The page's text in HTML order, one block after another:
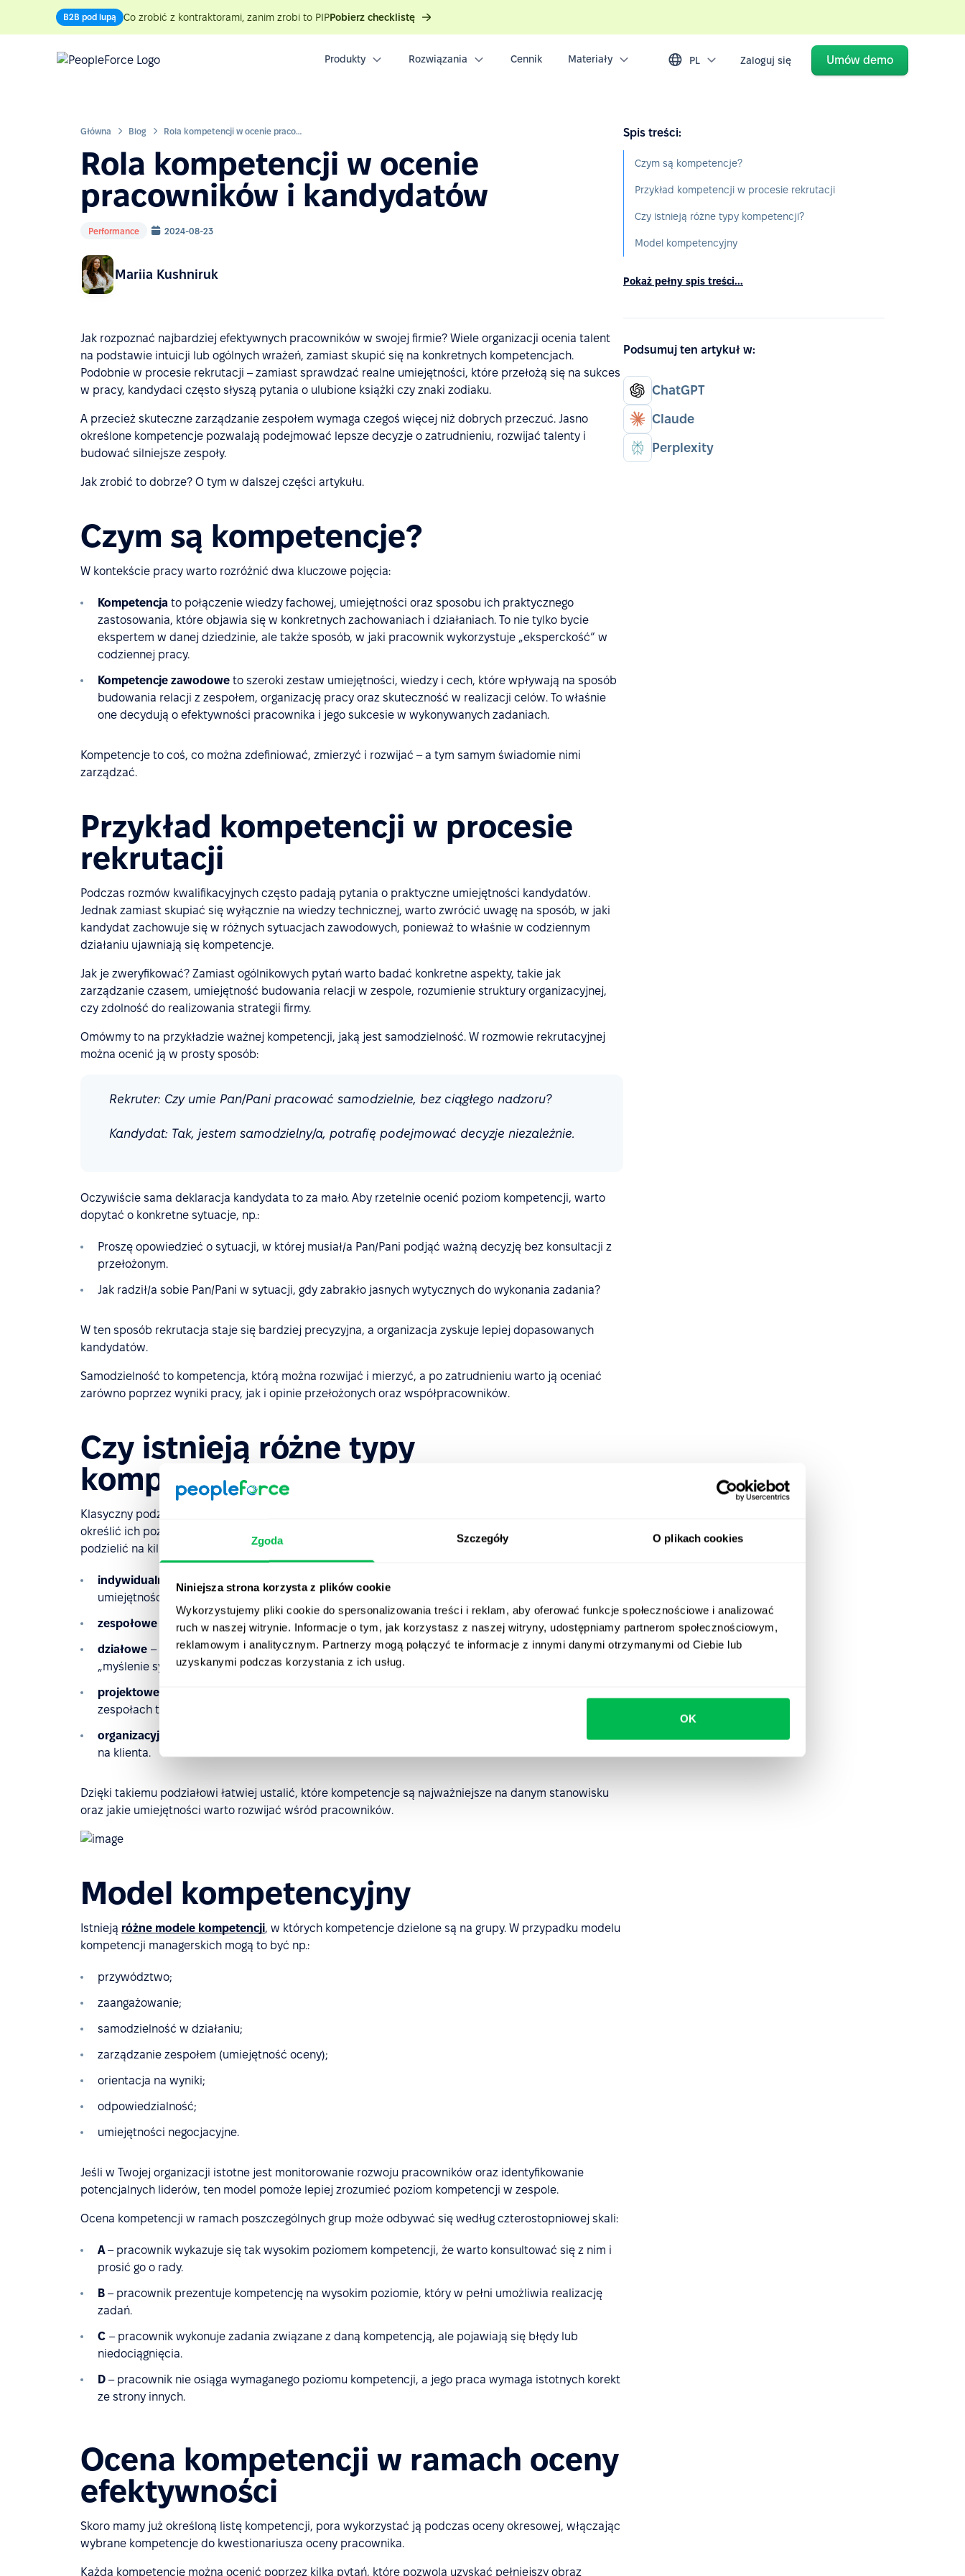
Zgoda Szczegóły O plikach cookies
Niniejsza strona korzysta z plików cookie
Wykorzystujemy pliki cookie do spersonalizowania treści i reklam, aby oferować funkcje społecznościowe i analizować
ruch w naszej witrynie. Informacje o tym, jak korzystasz z naszej witryny, udostępniamy partnerom społecznościowym,
reklamowym i analitycznym. Partnerzy mogą połączyć te informacje z innymi danymi otrzymanymi od Ciebie lub
uzyskanymi podczas korzystania z ich usług.
OK
B2B pod lupą Co zrobić z kontraktorami, zanim zrobi to PIPPobierz checklistę
Produkty Rozwiązania Cennik Materiały PL Zaloguj się Umów demo
Główna Blog Rola kompetencji w ocenie pracowników i kandydatów
Rola kompetencji w ocenie
pracowników i kandydatów
Performance 2024-08-23
Mariia Kushniruk
Jak rozpoznać najbardziej efektywnych pracowników w swojej firmie? Wiele organizacji ocenia talent
na podstawie intuicji lub ogólnych wrażeń, zamiast skupić się na konkretnych kompetencjach.
Podobnie w procesie rekrutacji – zamiast sprawdzać realne umiejętności, które przełożą się na sukces
w pracy, kandydaci często słyszą pytania o ulubione książki czy znaki zodiaku.
A przecież skuteczne zarządzanie zespołem wymaga czegoś więcej niż dobrych przeczuć. Jasno
określone kompetencje pozwalają podejmować lepsze decyzje o zatrudnieniu, rozwijać talenty i
budować silniejsze zespoły.
Jak zrobić to dobrze? O tym w dalszej części artykułu.
Czym są kompetencje?
W kontekście pracy warto rozróżnić dwa kluczowe pojęcia:
Kompetencja to połączenie wiedzy fachowej, umiejętności oraz sposobu ich praktycznego
zastosowania, które objawia się w konkretnych zachowaniach i działaniach. To nie tylko bycie
ekspertem w danej dziedzinie, ale także sposób, w jaki pracownik wykorzystuje „eksperckość” w
codziennej pracy.
Kompetencje zawodowe to szeroki zestaw umiejętności, wiedzy i cech, które wpływają na sposób
budowania relacji z zespołem, organizację pracy oraz skuteczność w realizacji celów. To właśnie
one decydują o efektywności pracownika i jego sukcesie w wykonywanych zadaniach.
Kompetencje to coś, co można zdefiniować, zmierzyć i rozwijać – a tym samym świadomie nimi
zarządzać.
Przykład kompetencji w procesie
rekrutacji
Podczas rozmów kwalifikacyjnych często padają pytania o praktyczne umiejętności kandydatów.
Jednak zamiast skupiać się wyłącznie na wiedzy technicznej, warto zwrócić uwagę na sposób, w jaki
kandydat zachowuje się w różnych sytuacjach zawodowych, ponieważ to właśnie w codziennym
działaniu ujawniają się kompetencje.
Jak je zweryfikować? Zamiast ogólnikowych pytań warto badać konkretne aspekty, takie jak
zarządzanie czasem, umiejętność budowania relacji w zespole, rozumienie struktury organizacyjnej,
czy zdolność do realizowania strategii firmy.
Omówmy to na przykładzie ważnej kompetencji, jaką jest samodzielność. W rozmowie rekrutacyjnej
można ocenić ją w prosty sposób:
Rekruter: Czy umie Pan/Pani pracować samodzielnie, bez ciągłego nadzoru?
Kandydat: Tak, jestem samodzielny/a, potrafię podejmować decyzje niezależnie.
Oczywiście sama deklaracja kandydata to za mało. Aby rzetelnie ocenić poziom kompetencji, warto
dopytać o konkretne sytuacje, np.:
Proszę opowiedzieć o sytuacji, w której musiał/a Pan/Pani podjąć ważną decyzję bez konsultacji z
przełożonym.
Jak radził/a sobie Pan/Pani w sytuacji, gdy zabrakło jasnych wytycznych do wykonania zadania?
W ten sposób rekrutacja staje się bardziej precyzyjna, a organizacja zyskuje lepiej dopasowanych
kandydatów.
Samodzielność to kompetencja, którą można rozwijać i mierzyć, a po zatrudnieniu warto ją oceniać
zarówno poprzez wyniki pracy, jak i opinie przełożonych oraz współpracowników.
Czy istnieją różne typy
kompetencji?
Klasyczny podział kompetencji wyróżnia kompetencje
określić ich poziomy, uwzględniając specyfikę danej roli oraz kulturę firmy. Kompetencje te da się
podzielić na kilka kategorii:
indywidualne
– charakterystyczne dla konkretnego pracownika, wynikające z jego doświadczenia i
umiejętności;
zespołowe – wspólne dla wszystkich członków danego zespołu, ale niekoniecznie działu;
działowe – wspólne dla całego działu, np. dla sprzedaży będzie to „zdolność negocjacji”, a dla IT
„myślenie systemowe”;
projektowe
zespołach transformacyjnych;
organizacyjne
– uniwersalne dla całej firmy, np. zgodność z wartościami organizacji czy orientacja
na klienta.
Dzięki takiemu podziałowi łatwiej ustalić, które kompetencje są najważniejsze na danym stanowisku
oraz jakie umiejętności warto rozwijać wśród pracowników.
Model kompetencyjny
Istnieją różne modele kompetencji, w których kompetencje dzielone są na grupy. W przypadku modelu
kompetencji managerskich mogą to być np.:
przywództwo;
zaangażowanie;
samodzielność w działaniu;
zarządzanie zespołem (umiejętność oceny);
orientacja na wyniki;
odpowiedzialność;
umiejętności negocjacyjne.
Jeśli w Twojej organizacji istotne jest monitorowanie rozwoju pracowników oraz identyfikowanie
potencjalnych liderów, ten model pomoże lepiej zrozumieć poziom kompetencji w zespole.
Ocena kompetencji w ramach poszczególnych grup może odbywać się według czterostopniowej skali:
A – pracownik wykazuje się tak wysokim poziomem kompetencji, że warto konsultować się z nim i
prosić go o rady.
B – pracownik prezentuje kompetencję na wysokim poziomie, który w pełni umożliwia realizację
zadań.
C – pracownik wykonuje zadania związane z daną kompetencją, ale pojawiają się błędy lub
niedociągnięcia.
D – pracownik nie osiąga wymaganego poziomu kompetencji, a jego praca wymaga istotnych korekt
ze strony innych.
Ocena kompetencji w ramach oceny
efektywności
Skoro mamy już określoną listę kompetencji, pora wykorzystać ją podczas oceny okresowej, włączając
wybrane kompetencje do kwestionariusza oceny pracownika.
Każdą kompetencję można ocenić poprzez kilka pytań, które pozwolą uzyskać pełniejszy obraz
Spis treści:
Czym są kompetencje?
Przykład kompetencji w procesie rekrutacji
Czy istnieją różne typy kompetencji?
Model kompetencyjny
Pokaż pełny spis treści...
Podsumuj ten artykuł w:
ChatGPT
Claude
Perplexity